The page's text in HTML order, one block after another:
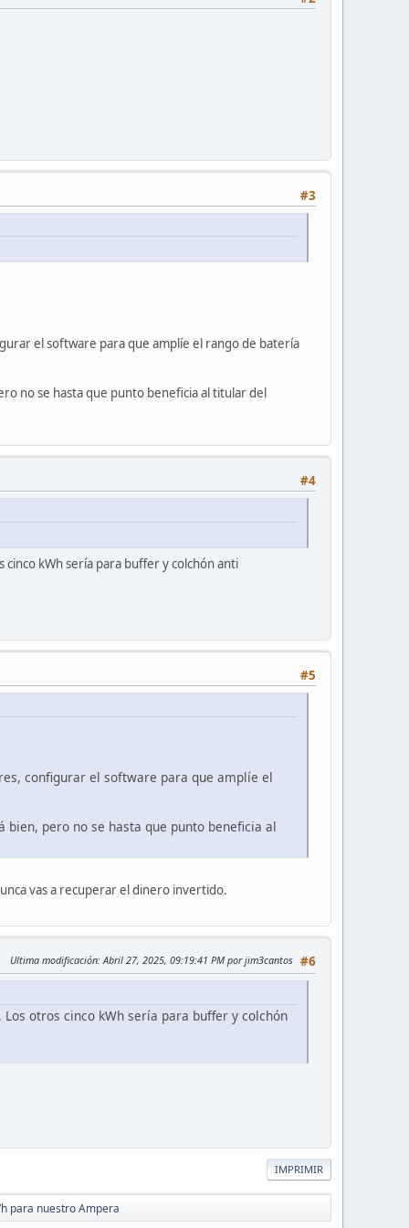
#3
el software para que amplíe el rango de batería
no se hasta que punto beneficia al titular del
#4
kWh sería para buffer y colchón anti
#5
configurar el software para que amplíe el
bien, pero no se hasta que punto beneficia al
vas a recuperar el dinero invertido.
#6
Ultima modificación: Abril 27, 2025, 09:19:41 PM por jim3cantos
otros cinco kWh sería para buffer y colchón
IMPRIMIR
para nuestro Ampera